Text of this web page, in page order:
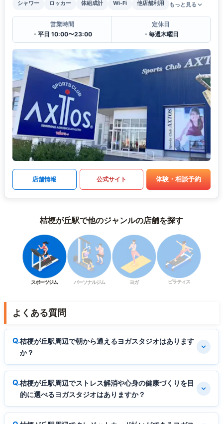
シャワー
ロッカー 体組成計 Wi-Fi 他店舗利用 もっと見る
営業時間
・平日 10:00〜23:00
定休日
・毎週木曜日
店舗情報 公式サイト 体験・相談予約
桔梗が丘駅で他のジャンルの店舗を探す
スポーツジム パーソナルジム ヨガ ピラティス
よくある質問
桔梗が丘駅周辺で朝から通えるヨガスタジオはあります
か？
桔梗が丘駅周辺でストレス解消や心身の健康づくりを目
的に選べるヨガスタジオはありますか？